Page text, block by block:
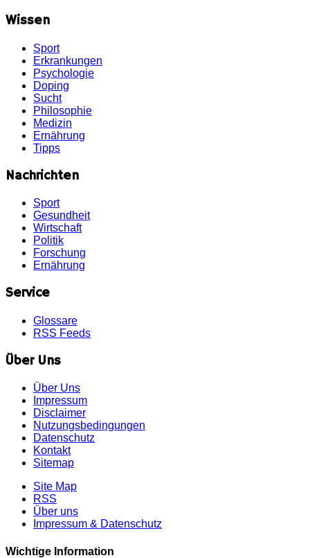
Wissen
Sport
Erkrankungen
Psychologie
Doping
Sucht
Philosophie
Medizin
Ernährung
Tipps
Nachrichten
Sport
Gesundheit
Wirtschaft
Politik
Forschung
Ernährung
Service
Glossare
RSS Feeds
Über Uns
Über Uns
Impressum
Disclaimer
Nutzungsbedingungen
Datenschutz
Kontakt
Sitemap
Site Map
RSS
Über uns
Impressum & Datenschutz
Wichtige Information